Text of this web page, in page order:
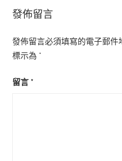
覽
發佈留言
發佈留言必須填寫的電子郵件
標示為 *
留言 *